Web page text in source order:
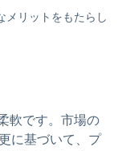
メリットをもたらし
軟です。市場の
に基づいて、プ